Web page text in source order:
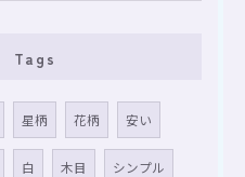
Tags
星柄 花柄 安い
白 木目 シンプル